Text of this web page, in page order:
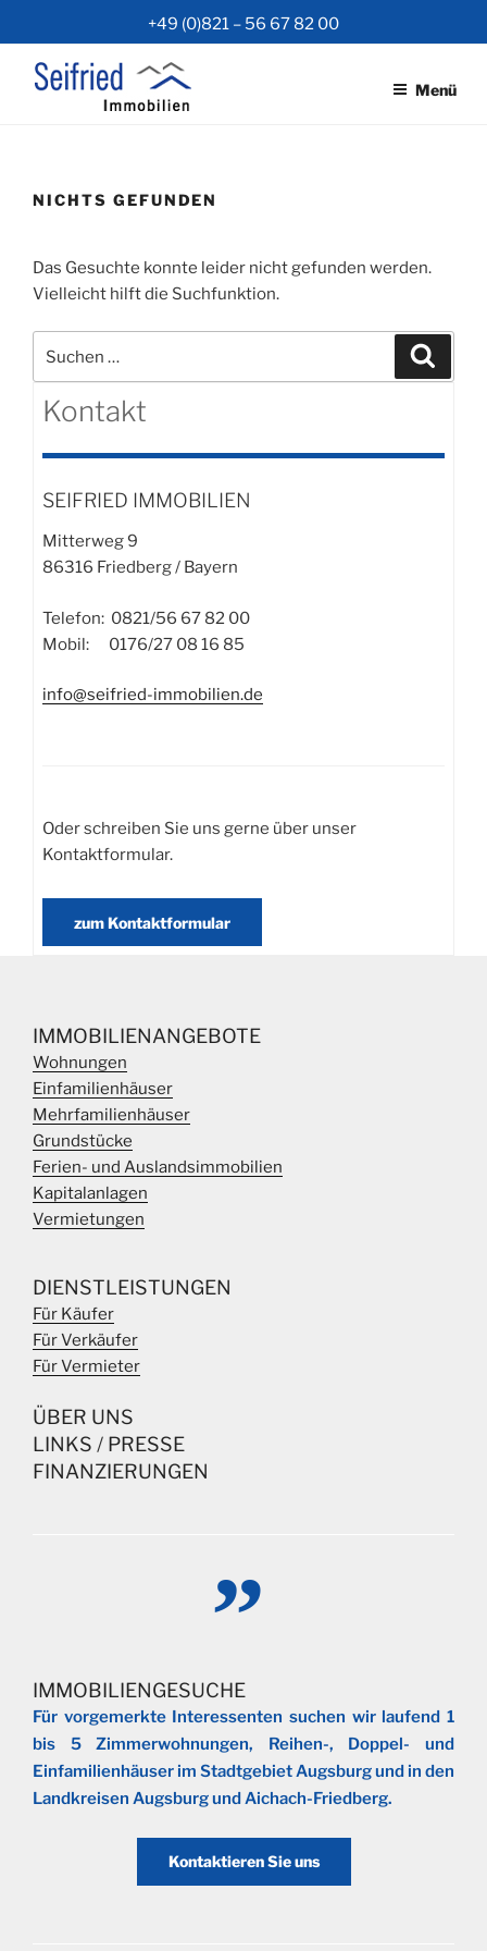
springen
+49 (0)821 – 56 67 82 00
Menü
NICHTS GEFUNDEN
Das Gesuchte konnte leider nicht gefunden werden.
Vielleicht hilft die Suchfunktion.
nach:
Kontakt
SEIFRIED IMMOBILIEN
Mitterweg 9
86316 Friedberg / Bayern
Telefon: 0821/56 67 82 00
Mobil: 0176/27 08 16 85
info@seifried-immobilien.de
Oder schreiben Sie uns gerne über unser
Kontaktformular.
zum Kontaktformular
IMMOBILIENANGEBOTE
Wohnungen
Einfamilienhäuser
Mehrfamilienhäuser
Grundstücke
Ferien- und Auslandsimmobilien
Kapitalanlagen
Vermietungen
DIENSTLEISTUNGEN
Für Käufer
Für Verkäufer
Für Vermieter
ÜBER UNS
LINKS / PRESSE
FINANZIERUNGEN
IMMOBILIENGESUCHE
Für vorgemerkte Interessenten suchen wir laufend 1
bis 5 Zimmerwohnungen, Reihen-, Doppel- und
Einfamilienhäuser im Stadtgebiet Augsburg und in den
Landkreisen Augsburg und Aichach-Friedberg.
Kontaktieren Sie uns